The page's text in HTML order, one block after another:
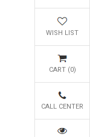
WISH LIST
CART (0)
CALL CENTER